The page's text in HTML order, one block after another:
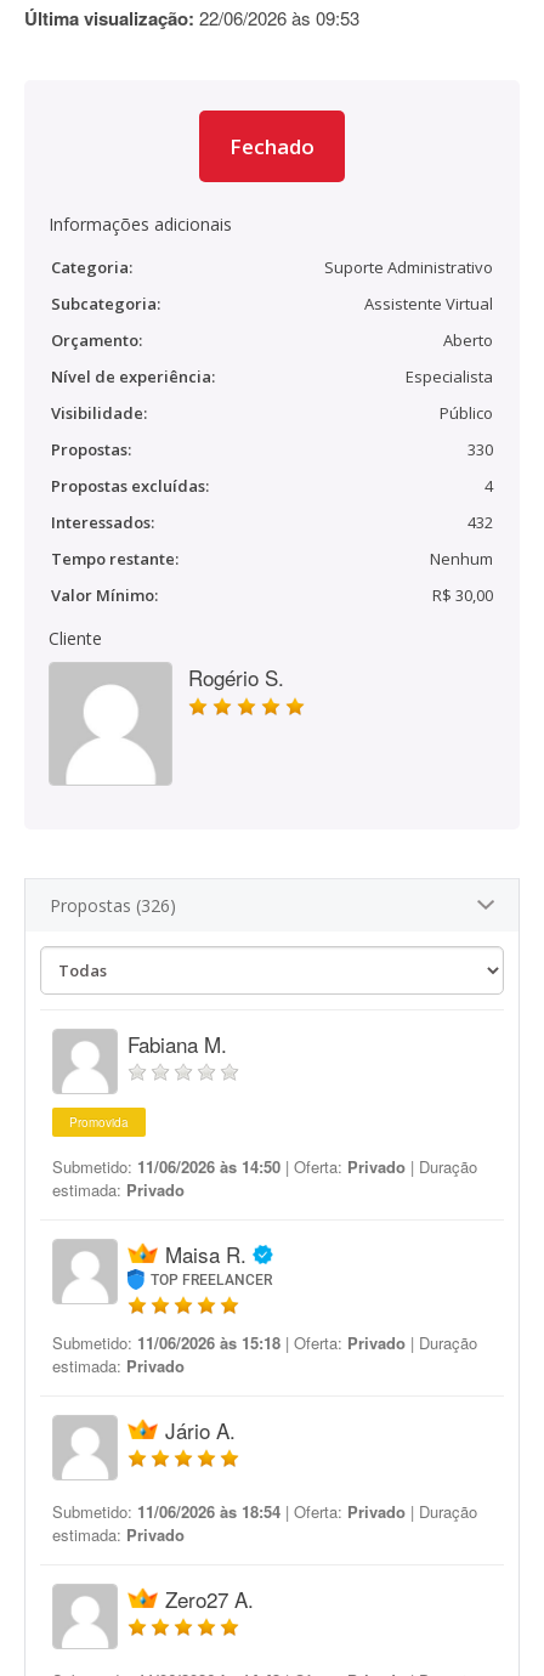
Última visualização: 22/06/2026 às 09:53
Fechado
Informações adicionais
Categoria:
Suporte Administrativo
Subcategoria:
Assistente Virtual
Orçamento:
Aberto
Nível de experiência:
Especialista
Visibilidade:
Público
Propostas:
330
Propostas excluídas:
4
Interessados:
432
Tempo restante:
Nenhum
Valor Mínimo:
R$ 30,00
Cliente
Rogério S.
Propostas (326)
Fabiana M.
Promovida
Submetido: 11/06/2026 às 14:50 | Oferta: Privado | Duração
estimada: Privado
Maisa R.
TOP FREELANCER
Submetido: 11/06/2026 às 15:18 | Oferta: Privado | Duração
estimada: Privado
Jário A.
Submetido: 11/06/2026 às 18:54 | Oferta: Privado | Duração
estimada: Privado
Zero27 A.